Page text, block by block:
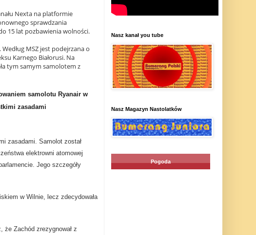
Nexta na platformie
sprawdzania
15 lat pozbawienia wolności.
MSZ jest podejrzana o
Karnego Białorusi. Na
tym samym samolotem z
samolotu Ryanair w
zasadami
zasadami. Samolot został
elektrowni atomowej
Jego szczegóły
w Wilnie, lecz zdecydowała
że Zachód zrezygnował z
Nasz kanał you tube
Nasz Magazyn Nastolatków
Pogoda